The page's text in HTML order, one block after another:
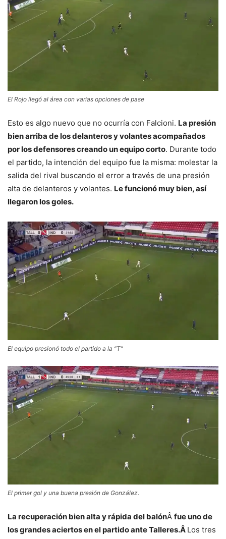
El Rojo llegó al área con varias opciones de pase
Esto es algo nuevo que no ocurría con Falcioni. La presión
bien arriba de los delanteros y volantes acompañados
por los defensores creando un equipo corto. Durante todo
el partido, la intención del equipo fue la misma: molestar la
salida del rival buscando el error a través de una presión
alta de delanteros y volantes. Le funcionó muy bien, así
llegaron los goles.
El equipo presionó todo el partido a la “T”
El primer gol y una buena presión de González.
La recuperación bien alta y rápida del balónÂ fue uno de
los grandes aciertos en el partido ante Talleres.Â Los tres